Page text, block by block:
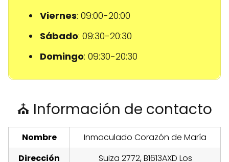
Viernes: 09:00-20:00
Sábado: 09:30-20:30
Domingo: 09:30-20:30
⛪ Información de contacto
Nombre
Inmaculado Corazón de María
Dirección
Suiza 2772, B1613AXD Los